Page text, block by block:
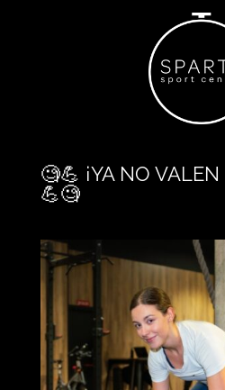
🧐💪 ¡YA NO
💪🧐